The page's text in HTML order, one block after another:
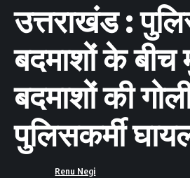
उत्तराखंड :
बदमाशों के
बदमाशों की
पुलिसकर्मी
Renu Negi